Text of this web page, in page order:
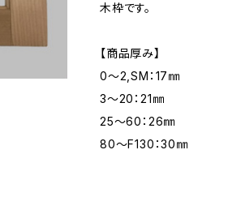
木枠です。
【商品厚み】
0～2,SM：17㎜
3～20：21㎜
25～60：26㎜
80～F130：30㎜